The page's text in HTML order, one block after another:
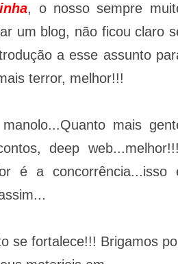
, o nosso sempre
um blog, não ficou claro
a esse assunto
terror, melhor!!!
mais
deep
é a concorrência...isso
se fortalece!!! Brigamos